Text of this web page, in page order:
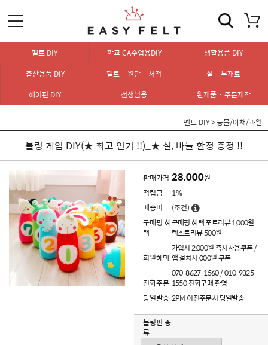
펠트 DIY 학교 CA수업용DIY
생활용품 DIY
출산용품 DIY
펠트 · 원단 · 서적
실 · 부재료
헤어핀 DIY
선생님용 완제품 · 주문제작
펠트 DIY>동물/야채/과일
볼링 게임 DIY(★ 최고 인기 !!)_★ 실, 바늘 한정 증정 !!
판매가격 28,000원
적립금
1%
배송비
(조건)
구매평 혜
택
구매평 혜택 포토리뷰 1,000원
텍스트리뷰 500원
회원혜택
가입시 2,000원 즉시사용쿠폰 /
앱 설치시 000원 쿠폰
전화주문
070-8627-1560 / 010-9325-
1550 전화구매 환영
당일발송 2PM 이전주문시 당일발송
볼링핀 종
류